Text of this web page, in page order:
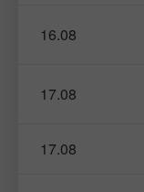
16.08
17.08
17.08